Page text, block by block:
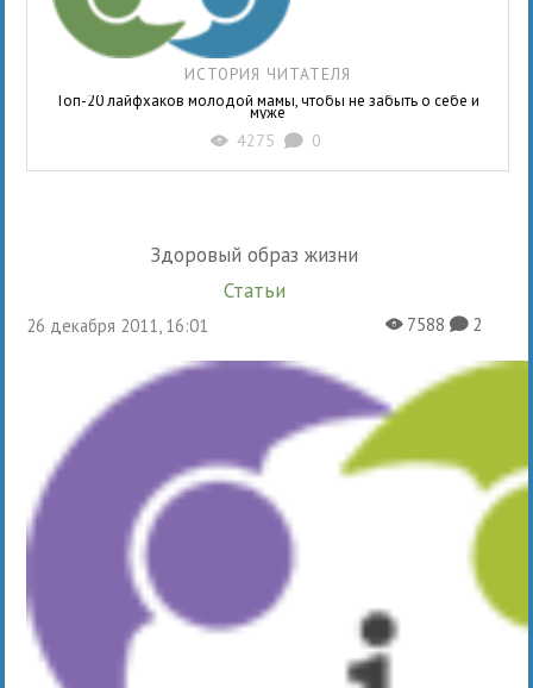
ИСТОРИЯ ЧИТАТЕЛЯ
Топ-20 лайфхаков молодой мамы, чтобы не забыть о себе и
муже
X 4275 K 0
Здоровый образ жизни
Статьи
26 декабря 2011, 16:01 X7588K2